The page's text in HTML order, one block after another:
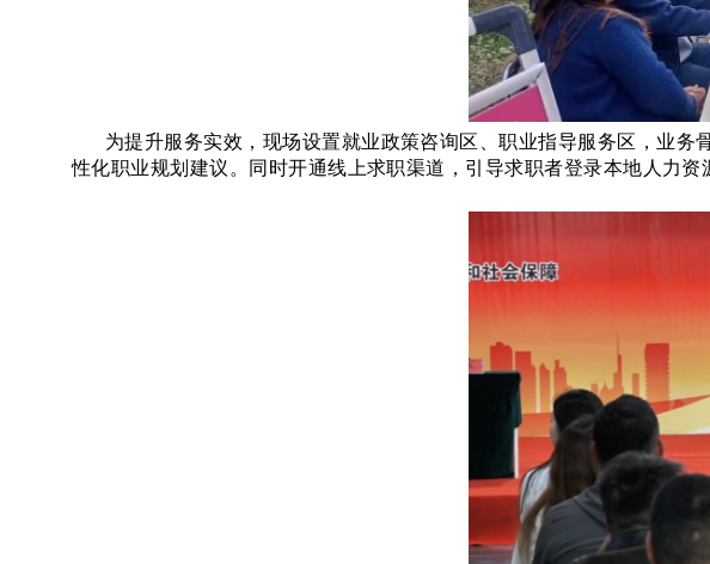
为提升服务实效，现场设置就业政策咨询区、职业指导服务区，业
性化职业规划建议。同时开通线上求职渠道，引导求职者登录本地人力资